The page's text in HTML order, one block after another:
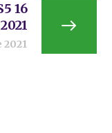
16
2021